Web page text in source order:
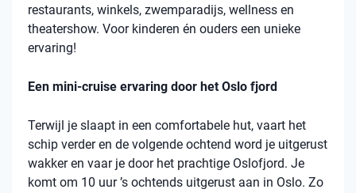
restaurants, winkels, zwemparadijs, wellness en
theatershow. Voor kinderen én ouders een unieke
ervaring!
Een mini-cruise ervaring door het Oslo fjord
Terwijl je slaapt in een comfortabele hut, vaart het
schip verder en de volgende ochtend word je uitgerust
wakker en vaar je door het prachtige Oslofjord. Je
komt om 10 uur ’s ochtends uitgerust aan in Oslo. Zo